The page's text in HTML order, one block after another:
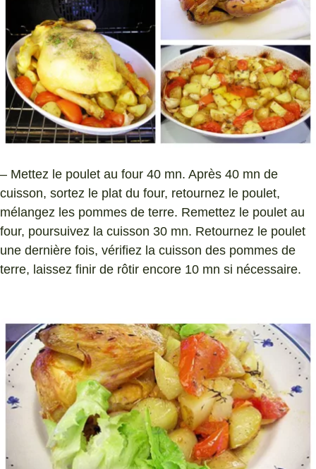
– Mettez le poulet au four 40 mn. Après 40 mn de
cuisson, sortez le plat du four, retournez le poulet,
mélangez les pommes de terre. Remettez le poulet au
four, poursuivez la cuisson 30 mn. Retournez le poulet
une dernière fois, vérifiez la cuisson des pommes de
terre, laissez finir de rôtir encore 10 mn si nécessaire.